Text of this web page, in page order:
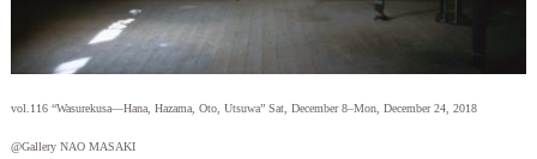
vol.116 “Wasurekusa—Hana, Hazama, Oto, Utsuwa” Sat, December 8–Mon, December 24, 2018
@Gallery NAO MASAKI